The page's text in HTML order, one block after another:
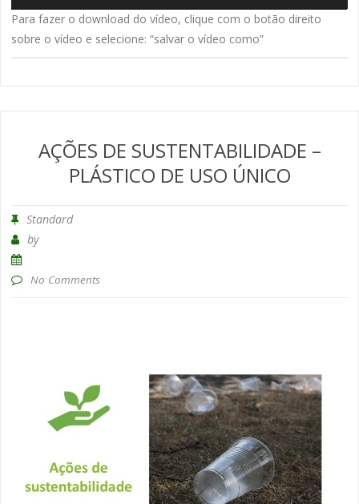
Para fazer o download do vídeo, clique com o botão direito
sobre o vídeo e selecione: “salvar o vídeo como”
AÇÕES DE SUSTENTABILIDADE –
PLÁSTICO DE USO ÚNICO
Standard
by
No Comments